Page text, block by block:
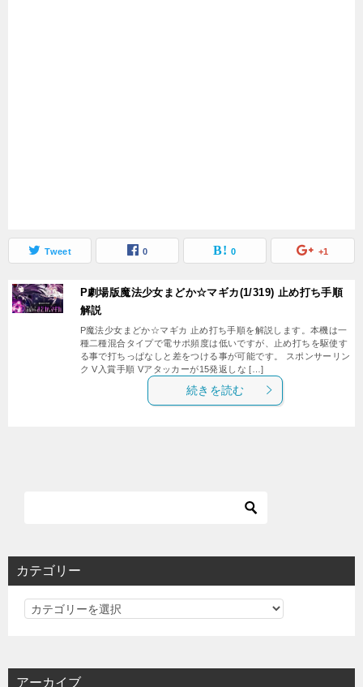
Tweet 0 0 +1
P劇場版魔法少女まどか☆マギカ(1/319) 止め打ち手順
解説
P魔法少女まどか☆マギカ 止め打ち手順を解説します。本機は一
種二種混合タイプで電サポ頻度は低いですが、止め打ちを駆使す
る事で打ちっぱなしと差をつける事が可能です。 スポンサーリン
ク V入賞手順 Vアタッカーが15発返しな […]
続きを読む
カテゴリー
カ
リ
アーカイブ